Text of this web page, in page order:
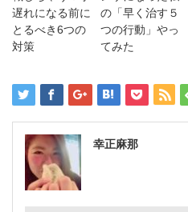
遅れになる前に
とるべき6つの
対策
の「早く治す５
つの行動」やっ
てみた
幸正麻那